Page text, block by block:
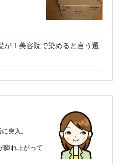
が！美容院で染めると言う選
突入。
膨れ上がって